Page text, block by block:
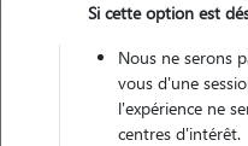
Saint-Martin-d'Uriage
Si cette option est
Nous ne serons
vous d'une
l'expérience ne
centres d'intérêt.